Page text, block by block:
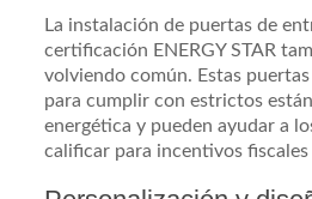
La instalación de puertas de
certificación ENERGY STAR
volviendo común. Estas
para cumplir con estrictos
energética y pueden ayudar a
calificar para incentivos fiscales